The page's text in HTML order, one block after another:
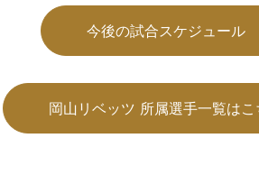
今後の試合スケジュール
岡山リベッツ 所属選手一覧はこ